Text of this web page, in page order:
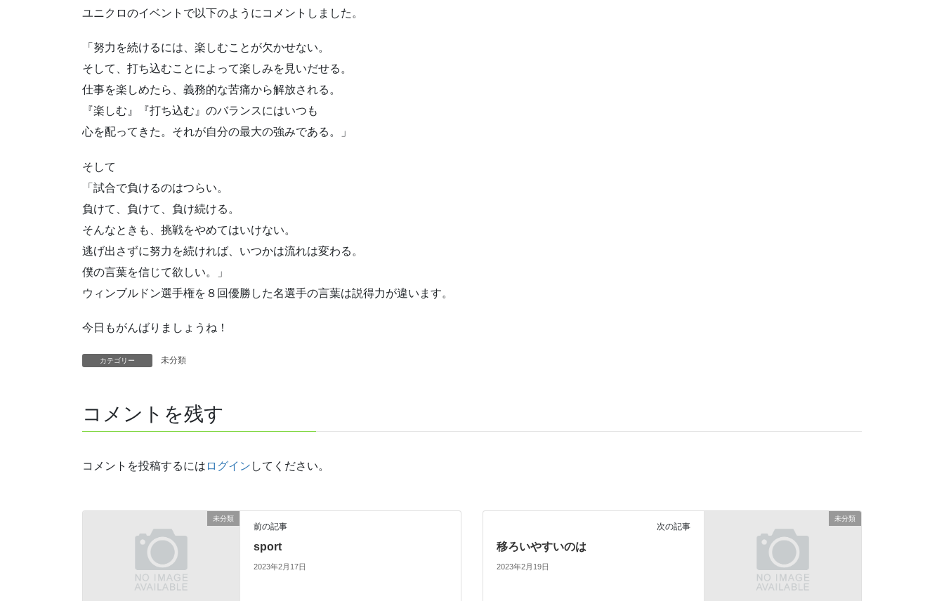
ユニクロのイベントで以下のようにコメントしました。
「努力を続けるには、楽しむことが欠かせない。
そして、打ち込むことによって楽しみを見いだせる。
仕事を楽しめたら、義務的な苦痛から解放される。
『楽しむ』『打ち込む』のバランスにはいつも
心を配ってきた。それが自分の最大の強みである。」
そして
「試合で負けるのはつらい。
負けて、負けて、負け続ける。
そんなときも、挑戦をやめてはいけない。
逃げ出さずに努力を続ければ、いつかは流れは変わる。
僕の言葉を信じて欲しい。」
ウィンブルドン選手権を８回優勝した名選手の言葉は説得力が違います。
今日もがんばりましょうね！
カテゴリー 未分類
コメントを残す
コメントを投稿するには ログイン してください。
未分類
前の記事
sport
2023年2月17日
未分類
次の記事
移ろいやすいのは
2023年2月19日